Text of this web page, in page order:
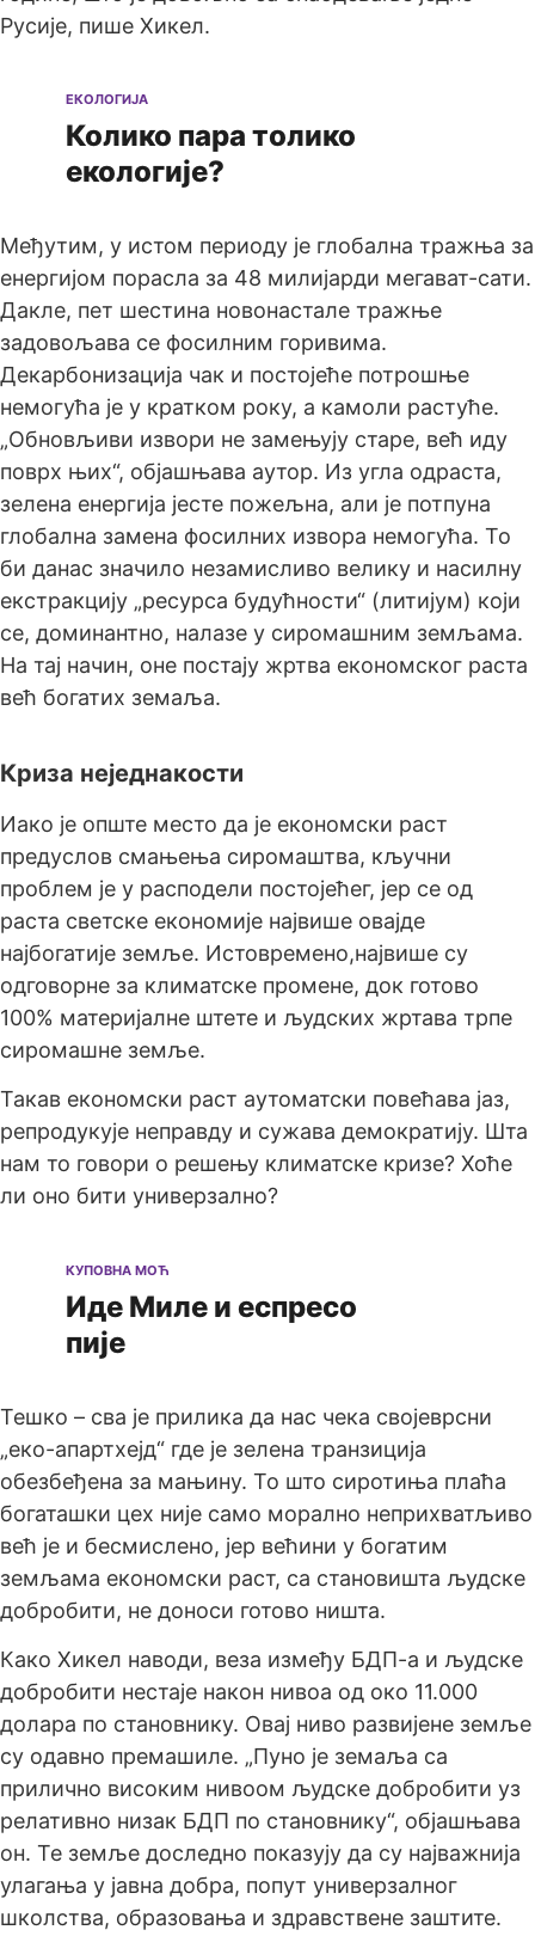
Русије, пише Хикел.
ЕКОЛОГИЈА
Колико пара толико
екологије?
Међутим, у истом периоду је глобална тражња за
енергијом порасла за 48 милијарди мегават-сати.
Дакле, пет шестина новонастале тражње
задовољава се фосилним горивима.
Декарбонизација чак и постојеће потрошње
немогућа је у кратком року, a камоли растуће.
„Обновљиви извори не замењују старе, већ иду
поврх њих“, објашњава аутор. Из угла одраста,
зелена енергија јесте пожељна, али је потпуна
глобална замена фосилних извора немогућа. То
би данас значило незамисливо велику и насилну
екстракцију „ресурса будућности“ (литијум) који
се, доминантно, налазе у сиромашним земљама.
На тај начин, оне постају жртва економског раста
већ богатих земаља.
Криза неједнакости
Иако је опште место да је економски раст
предуслов смањења сиромаштва, кључни
проблем је у расподели постојећег, јер се од
раста светске економије највише овајде
најбогатије земље. Истовремено,највише су
одговорне за климатске промене, док готово
100% материјалне штете и људских жртава трпе
сиромашне земље.
Такав економски раст аутоматски повећава јаз,
репродукује неправду и сужава демократију. Шта
нам то говори о решењу климатске кризе? Хоће
ли оно бити универзално?
КУПОВНА МОЋ
Иде Миле и еспресо
пије
Тешко – сва је прилика да нас чека својеврсни
„еко-апартхејд“ где је зелена транзиција
обезбеђена за мањину. То што сиротиња плаћа
богаташки цех није само морално неприхватљиво
већ је и бесмислено, јер већини у богатим
земљама економски раст, са становишта људске
добробити, не доноси готово ништа.
Како Хикел наводи, веза између БДП-а и људске
добробити нестаје након нивоа од око 11.000
долара по становнику. Овај ниво развијене земље
су одавно премашиле. „Пуно је земаља са
прилично високим нивоом људске добробити уз
релативно низак БДП по становнику“, објашњава
он. Те земље доследно показују да су најважнија
улагања у јавна добра, попут универзалног
школства, образовања и здравствене заштите.